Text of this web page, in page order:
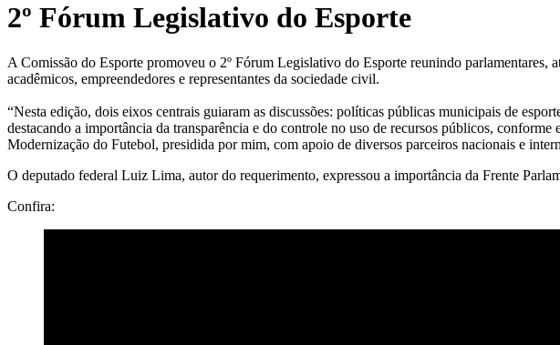
2º Fórum Legislativo do Esporte
A Comissão do Esporte promoveu o 2º Fórum Legislativo do Esporte reunindo parlamentares,
acadêmicos, empreendedores e representantes da sociedade civil.
“Nesta edição, dois eixos centrais guiaram as discussões: políticas públicas municipais de
destacando a importância da transparência e do controle no uso de recursos públicos,
Modernização do Futebol, presidida por mim, com apoio de diversos parceiros nacionais e
O deputado federal Luiz Lima, autor do requerimento, expressou a importância da Frente
Confira: